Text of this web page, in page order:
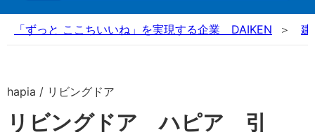
「ずっと ここちいいね」を実現する企業 DAIKEN 建
hapia / リビングドア
リビングドア ハピア 引